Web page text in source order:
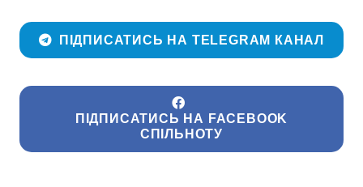
ПІДПИСАТИСЬ НА TELEGRAM КАНАЛ
ПІДПИСАТИСЬ НА FACEBOOK
СПІЛЬНОТУ